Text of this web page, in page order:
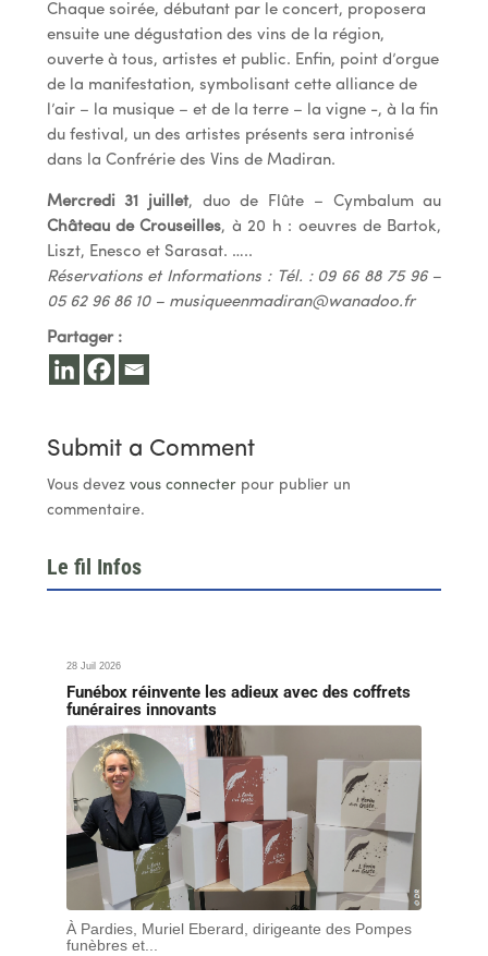
Chaque soirée, débutant par le concert, proposera
ensuite une dégustation des vins de la région,
ouverte à tous, artistes et public. Enfin, point d’orgue
de la manifestation, symbolisant cette alliance de
l’air – la musique – et de la terre – la vigne -, à la fin
du festival, un des artistes présents sera intronisé
dans la Confrérie des Vins de Madiran.
Mercredi 31 juillet, duo de Flûte – Cymbalum au
Château de Crouseilles, à 20 h : oeuvres de Bartok,
Liszt, Enesco et Sarasat. …..
Réservations et Informations : Tél. : 09 66 88 75 96 –
05 62 96 86 10 – musiqueenmadiran@wanadoo.fr
Partager :
Submit a Comment
Vous devez vous connecterpour publier un
commentaire.
Le fil Infos
28 Juil 2026
Funébox réinvente les adieux avec des coffrets
funéraires innovants
À Pardies, Muriel Eberard, dirigeante des Pompes
funèbres et...